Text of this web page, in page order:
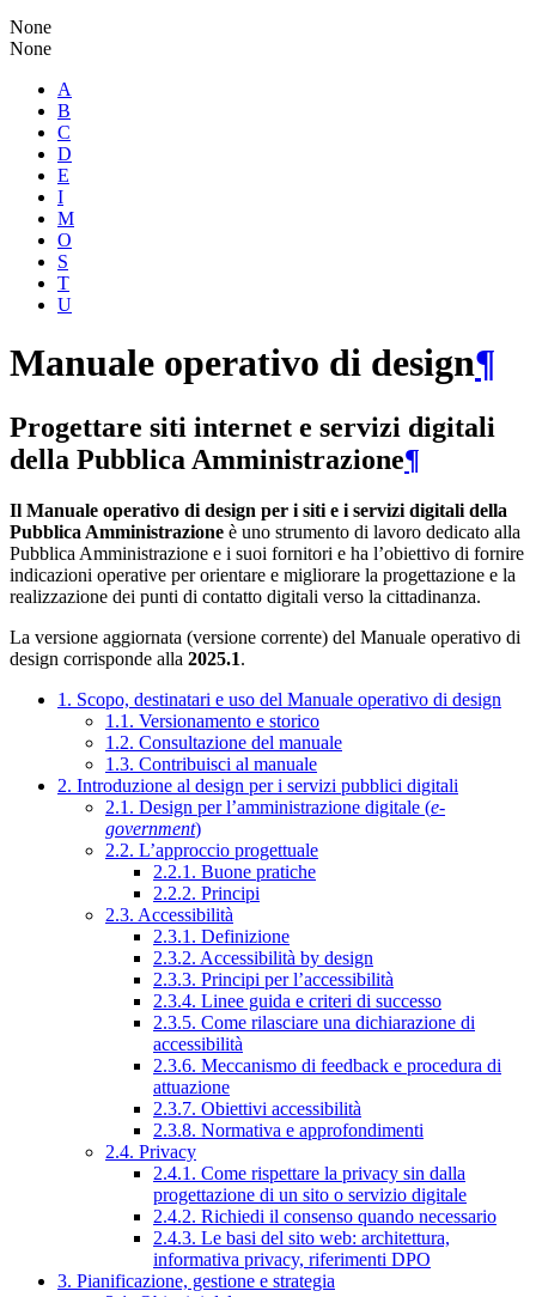
None
None
A
B
C
D
E
I
M
O
S
T
U
Manuale operativo di design¶
Progettare siti internet e servizi digitali
della Pubblica Amministrazione¶
Il Manuale operativo di design per i siti e i servizi digitali della
Pubblica Amministrazione è uno strumento di lavoro dedicato alla
Pubblica Amministrazione e i suoi fornitori e ha l’obiettivo di fornire
indicazioni operative per orientare e migliorare la progettazione e la
realizzazione dei punti di contatto digitali verso la cittadinanza.
La versione aggiornata (versione corrente) del Manuale operativo di
design corrisponde alla 2025.1.
1. Scopo, destinatari e uso del Manuale operativo di design
1.1. Versionamento e storico
1.2. Consultazione del manuale
1.3. Contribuisci al manuale
2. Introduzione al design per i servizi pubblici digitali
2.1. Design per l’amministrazione digitale (e-
government)
2.2. L’approccio progettuale
2.2.1. Buone pratiche
2.2.2. Principi
2.3. Accessibilità
2.3.1. Definizione
2.3.2. Accessibilità by design
2.3.3. Principi per l’accessibilità
2.3.4. Linee guida e criteri di successo
2.3.5. Come rilasciare una dichiarazione di
accessibilità
2.3.6. Meccanismo di feedback e procedura di
attuazione
2.3.7. Obiettivi accessibilità
2.3.8. Normativa e approfondimenti
2.4. Privacy
2.4.1. Come rispettare la privacy sin dalla
progettazione di un sito o servizio digitale
2.4.2. Richiedi il consenso quando necessario
2.4.3. Le basi del sito web: architettura,
informativa privacy, riferimenti DPO
3. Pianificazione, gestione e strategia